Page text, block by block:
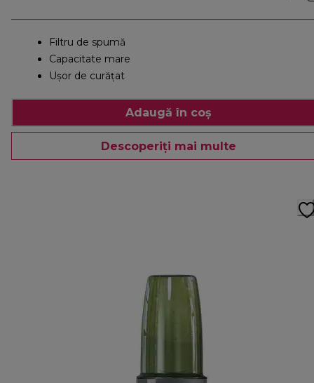
Filtru de spumă
Capacitate mare
Uşor de curăţat
Adaugă în coș
Descoperiți mai multe